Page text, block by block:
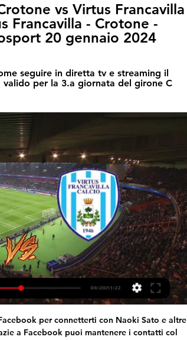
vs Virtus Francavilla
Francavilla - Crotone -
20 gennaio 2024
seguire in diretta tv e streaming il
valido per la 3.a giornata del girone C
valore dell’avversario,. Alessandro Zijno . Facebook 0 Twitter 0 LinkedIn.

AIUTO: Sei sui risultati Primavera 1 2019/2020 pagina nella sezione Calcio/Italia.Diretta.it offre livescore Primavera 1 2019/2020, risultati parziali e finali, classifiche Primavera 1 2019/2020 e dettagli del match. Oltre i risultati Primavera 1 2019/2020 puoi seguire 5000+ competizioni su …

GLASGOW RANGERS BAYER LEVERKUSEN STREAMING – Glasgow Rangers-Bayer Leverkusen è la gara valevole per l’andata degli ottavi di finale di Europa League. I padroni di casa nel turno precedente si sono sbarazzati dello Sporting Braga, vincendo sia …

Uno schieramento del Getafe, avversaria dell'Inter agli ottavi di finale di Europa League: la squadra di Bordalas sta disputando una grande stagione e potrebbe essere un ostacolo complicato per i nerazzurri Europa League: ecco il Getafe, l'avversaria dell'Inter. Parlare del Getafe e capire chi e cosa rappresentano gli Azulones non è semplice.

[[IN DATA ODIERNA!]!!] Streaming Crotone Audace 21 set 2023 — Dove vederla in diretta tv o streaming, partita di Serie C girone C 2022/2023. Virtus Francavilla, vogliono assolutamente conquistare la ...

L'Italia è al lavoro per contenere il contagio del Coronavirus. Intanto arriva la conferma ufficiale da parte della UEFA: Valencia-Atalanta e Inter-Getafe si disputeranno a porte chiuse, si legge.

L’appartamento di via Paravia diventa una base per una ventina di ex combattenti che vivono tra Milano e Bologna. Il primo problema con la polizia è un reato in apparenza minore: nel 1997 Fezzani viene sorpreso a smerciare banconote false in bar e negozi tra Milano e Cremona.

Torna oggi in campo la Serie A con le partite valide per la 35esima giornata. Di seguito il dettaglio della programmazione del turno, con i match visibili a pagamento, su Sky e Dazn. Notizie dalla.

Serie B – Palermo primo in classifica in attesa di Pescara – Lecce Pubblicato da Massimo Profeta 03/11/2018 Serie B – Con molta fatica il Palermo batte il Cosenza e conquista la vetta solitaria della classifica con due punti di vantaggio sul Pescara atteso dal posticipo casalingo col Lecce.

Taranto vs Crotone | Serie C Taranto vs Crotone | Serie C ; Giugliano Calcio 1928 logo Giugliano Calcio 1928. 46. 38111314. 5161-10 ; Virtus Francavilla logo Virtus Francavilla. 45. 3813619.

Annunci case e appartamenti in vendita su tecnocasa: oltre 100.000 annunci di appartamenti, case, monolocali, capannoni e immobili, cerca tra migliaia di annunci di tecnocasa!

Diretta gol della Serie A per tutti gli italiani. Il Governo ha chiesto ufficialmente la trasmissione in chiaro delle partite del campionato. La spinta arriva dal Ministro dello Sport Vincenzo.

Per vedere Juventus – Verona in TV su queste due piattaforme è necessario avere uno smart TV, oppure utilizzare un box tv Android da collegare alla prota HDMI. Come guardare in streaming Juventus – Verona. Juventus – Verona è disponibile anche in streaming su SkyGo, il servizio on demand dell’emittente satellitare. SkyGo è.

Challenger Koblenz: avanti Giannessi, esce Gaio Tennisteen 17 gennaio 2017 Alessandro Giannessi ha passato il primo turno del torneo Challenger di Koblenz in Germania, eliminato Federico Gaio.

Perdere peso, ritrovare un equilibrio con il tuo corpo, mantenerti giovane e sano: qualunque sia la tua idea di benessere, NaturHouse ha la risposta su misura per te.

Crotone Virtus Francavilla, Serie C 2022/2023 18 ott 2022 — Crotone Virtus Francavilla, dove vederla in diretta tv o streaming. Precedenti tra le squadre e formazioni della partita di Serie C ...

1 hour ago · Milan-Bologna, probabili formazioni, orari e dove vederla in TV Calcio d'inizio alle 21.45 (diretta su Dazn). Tra i rossoneri tornano titolari Bennacer, Rebic e Saelemaekers.

Le interviste di calcioreggiano - 09/03/2020 Continua il nostro approfondimento, in cui andremo a conoscere più a fondo le tante società che hanno deciso di sostenere Calcioreggiano e hanno voluto essere parte del nuovo progetto partito la scorsa estate.

Il Verona ha segnato 39 gol e ne ha subiti 38; l'Inter ha segnato 65 gol e ne ha subiti 33. La partita di andata Inter - Verona si è giocata il 9 novembre 2019 e si è conclusa 2-1. In casa il Verona ha fatto 28 punti (8 vittorie, 4 pareggi e 4 sconfitte). Fuori casa l'Inter ha totalizzato 32 punti (10 vittorie, 2 pareggi e 2 sconfitte).

Argos alla riscossa film italia Sommario : Genere : Azione, Foreign GUARDA ORA! SCARICA Regia : Alfonso Corona Blake Rafael Garc Argos Alla Riscossa Download: scopri come guardare gratis il film Argos Alla Riscossa in streaming hd. Ecco come scaricare gratis il film Argos Alla Riscossa. Link Streaming LINK 1. Torrent download Argos alla riscossa.

Dandenong Thunder vs Port Melbourne Sharks 2020-03-15 06:00 streaming live, pronostici, quote e statistiche nei precedenti. Fai clic qui per tutti i nostri pronostici e previsioni gratuiti.

2020-5-25 · Il Klub Sportowy Warta Poznań, meglio noto come Warta Poznań, è una società calcistica polacca con sede nella città di Poznań. Fondata il 15 giugno 1912, prende il nome dal Warta, fiume che attraversa la città. Milita in I liga, la seconda divisione del campionato polacco di calcio.

Radiocronaca Crotone-Virtus Francavilla Il Crotone, dopo la vittoria contro la Turris nello scorso turno, è pronto per un Crotone-Virtus Francavilla in diretta, anche in streaming, ovunque tu sia.

Diretta gol della Serie A per tutti gli